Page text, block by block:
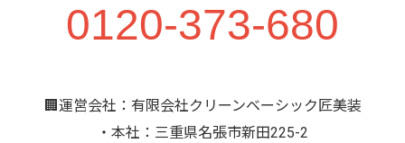
0120-373-680
🏢運営会社：有限会社クリーンベーシック匠美装
・本社：三重県名張市新田225-2